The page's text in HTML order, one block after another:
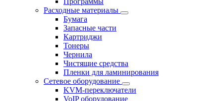
Расходные материалы
Бумага
Запасные части
Картриджи
Тонеры
Чернила
Чистящие средства
Пленки для ламинирования
Сетевое оборудование
KVM-переключатели
VoIP оборудование